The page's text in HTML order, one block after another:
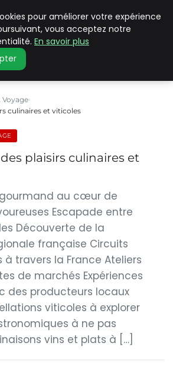
culinaires et viticoles
plaisirs culinaires et
gourmand au cœur de
Escapade entre
Découverte de la
française Circuits
travers la France Ateliers
de marchés Expériences
des producteurs locaux
viticoles à explorer
à ne pas
vins et plats à […]
pour améliorer votre expérience
vous acceptez notre
En savoir plus